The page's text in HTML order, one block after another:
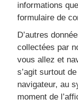
informations
formulaire de
D’autres
collectées par
vous allez et
s’agit surtout
navigateur, au
moment de